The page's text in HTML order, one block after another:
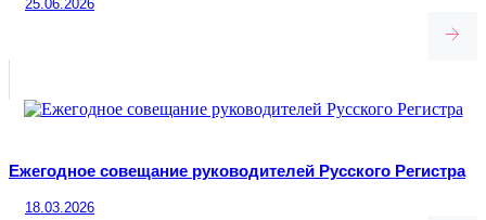
25.06.2026
Ежегодное совещание руководителей Русского Регистра
18.03.2026